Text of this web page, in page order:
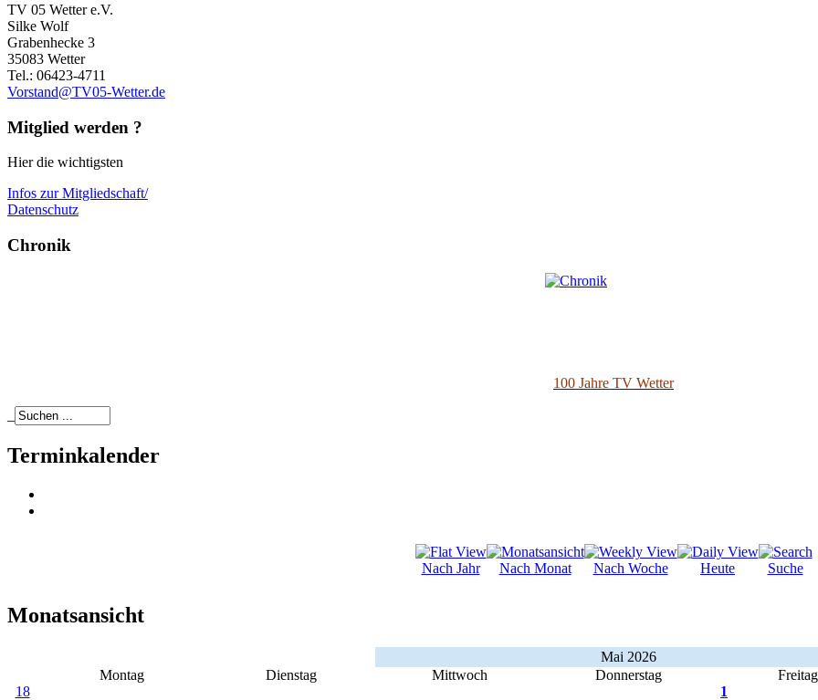
TV 05 Wetter e.V.
Silke Wolf
Grabenhecke 3
35083 Wetter
Tel.: 06423-4711
Vorstand@TV05-Wetter.de
Mitglied werden ?
Hier die wichtigsten
Infos zur Mitgliedschaft/
Datenschutz
Chronik
100 Jahre TV Wetter
Terminkalender
Nach Jahr Nach Monat Nach Woche Heute Suche
Monatsansicht
Mai 2026
Montag
Dienstag Mittwoch Donnerstag Freitag
18
1